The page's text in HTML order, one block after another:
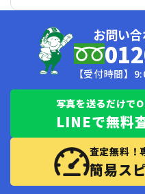
お問い
【受付時間
写真を送るだけで
LINEで無料
査定無料！
簡易ス